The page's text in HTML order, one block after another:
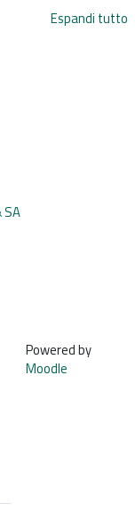
Espandi tutto
Powered by
Moodle